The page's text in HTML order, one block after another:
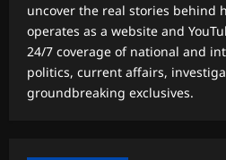
uncover the real stories behind
operates as a website and
24/7 coverage of national and
politics, current affairs,
groundbreaking exclusives.